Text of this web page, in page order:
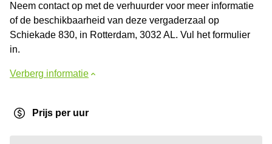
Neem contact op met de verhuurder voor meer informatie
of de beschikbaarheid van deze vergaderzaal op
Schiekade 830, in Rotterdam, 3032 AL. Vul het formulier
in.
Verberg informatie
Prijs per uur